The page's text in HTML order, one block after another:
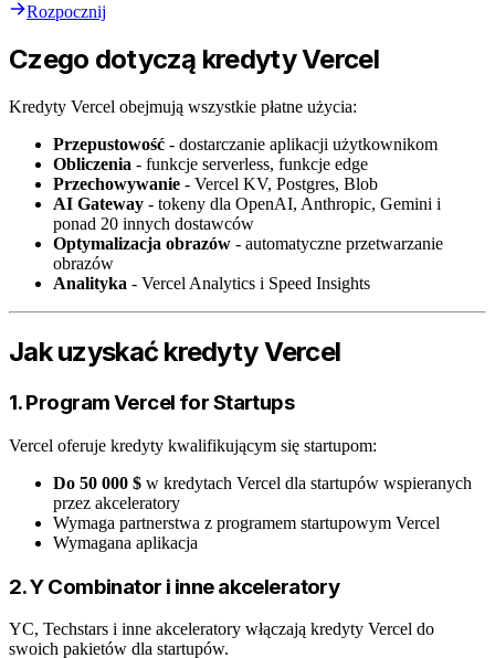
Rozpocznij
Czego dotyczą kredyty Vercel
Kredyty Vercel obejmują wszystkie płatne użycia:
Przepustowość - dostarczanie aplikacji użytkownikom
Obliczenia - funkcje serverless, funkcje edge
Przechowywanie - Vercel KV, Postgres, Blob
AI Gateway - tokeny dla OpenAI, Anthropic, Gemini i
ponad 20 innych dostawców
Optymalizacja obrazów - automatyczne przetwarzanie
obrazów
Analityka - Vercel Analytics i Speed Insights
Jak uzyskać kredyty Vercel
1. Program Vercel for Startups
Vercel oferuje kredyty kwalifikującym się startupom:
Do 50 000 $ w kredytach Vercel dla startupów wspieranych
przez akceleratory
Wymaga partnerstwa z programem startupowym Vercel
Wymagana aplikacja
2. Y Combinator i inne akceleratory
YC, Techstars i inne akceleratory włączają kredyty Vercel do
swoich pakietów dla startupów.